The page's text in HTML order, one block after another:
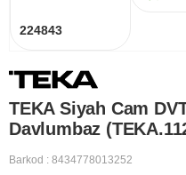
224843
TEKA Siyah Cam
Davlumbaz
Barkod : 8434778013252